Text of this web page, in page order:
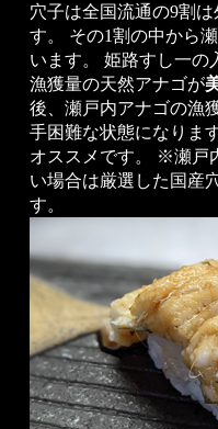
穴子は全国流通の9割
す。 その1割の中から
います。 姫路すし一の
漁獲量の天然アナゴが
後、瀬戸内アナゴの漁
手困難な状態になりま
オススメです。 ※瀬戸
い場合は厳選した国産
す。